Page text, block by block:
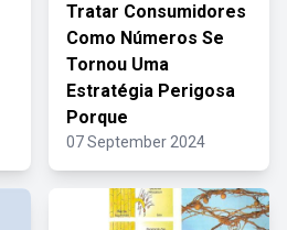
Tratar Consumidores
Como Números Se
Tornou Uma
Estratégia Perigosa
Porque
07 September 2024